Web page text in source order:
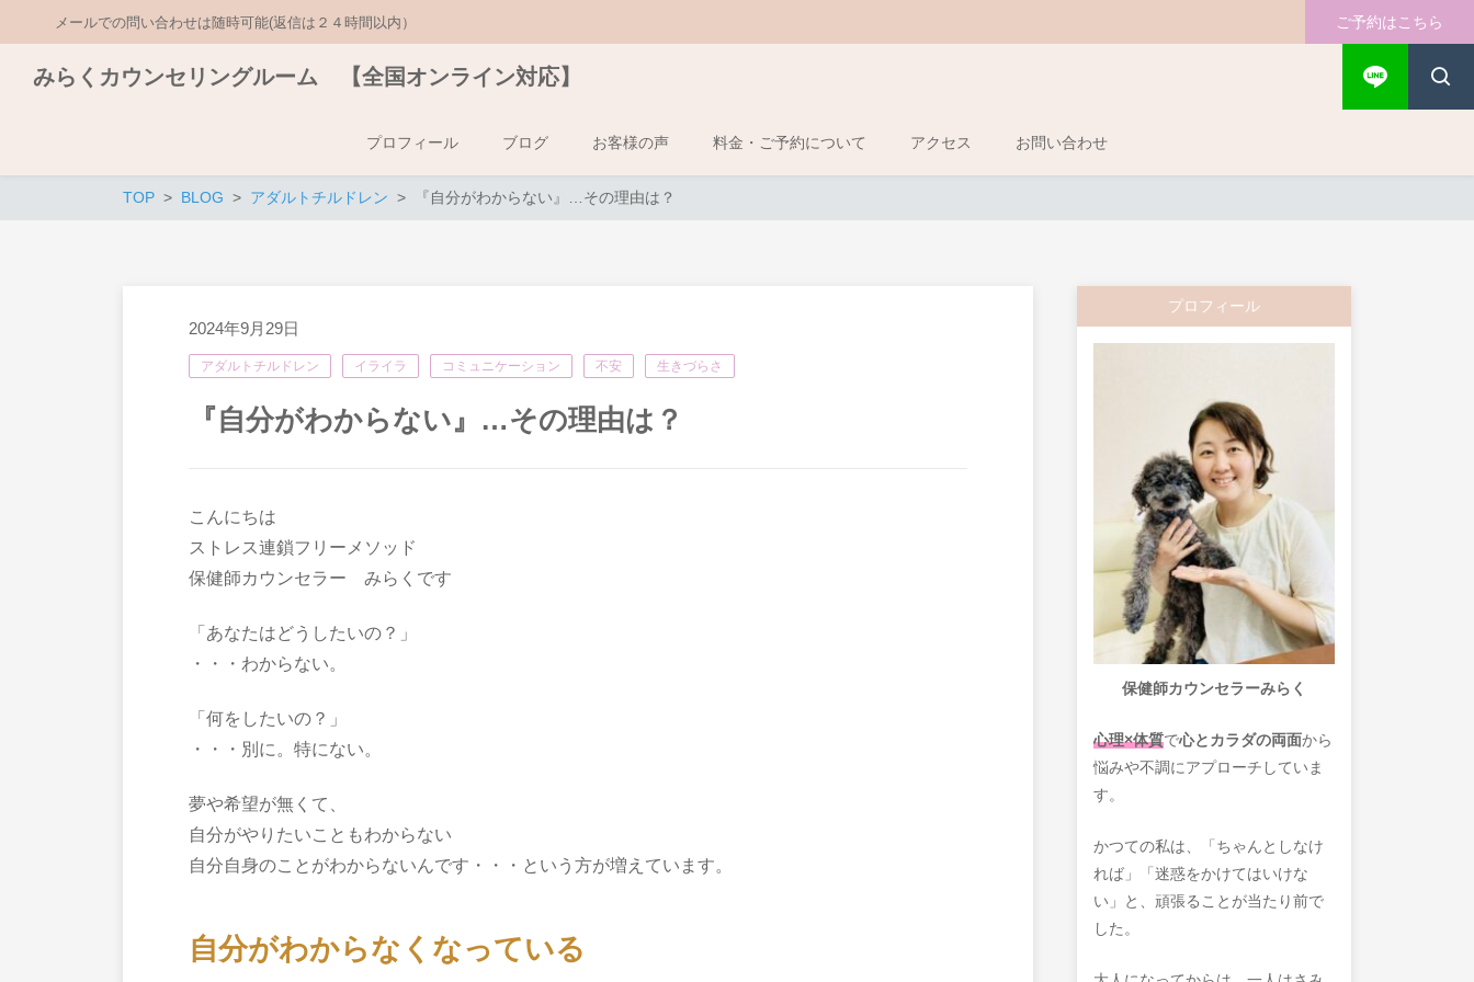
メールでの問い合わせは随時可能(返信は２４時間以内） ご予約はこちら
みらくカウンセリングルーム 【全国オンライン対応】
プロフィール ブログ お客様の声 料金・ご予約について アクセス お問い合わせ
TOP BLOG アダルトチルドレン 『自分がわからない』…その理由は？
2024年9月29日
アダルトチルドレン イライラ コミュニケーション 不安 生きづらさ
『自分がわからない』…その理由は？
こんにちは
ストレス連鎖フリーメソッド
保健師カウンセラー みらくです
「あなたはどうしたいの？」
・・・わからない。
「何をしたいの？」
・・・別に。特にない。
夢や希望が無くて、
自分がやりたいこともわからない
自分自身のことがわからないんです・・・という方が増えています。
自分がわからなくなっている
プロフィール
保健師カウンセラーみらく
心理×体質で心とカラダの両面から
悩みや不調にアプローチしていま
す。
かつての私は、「ちゃんとしなけ
れば」「迷惑をかけてはいけな
い」と、頑張ることが当たり前で
した。